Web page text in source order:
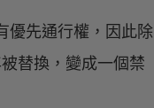
優先通行權，因此除
替換，變成一個禁